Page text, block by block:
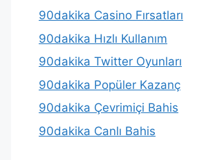
90dakika Casino Fırsatları
90dakika Hızlı Kullanım
90dakika Twitter Oyunları
90dakika Popüler Kazanç
90dakika Çevrimiçi Bahis
90dakika Canlı Bahis